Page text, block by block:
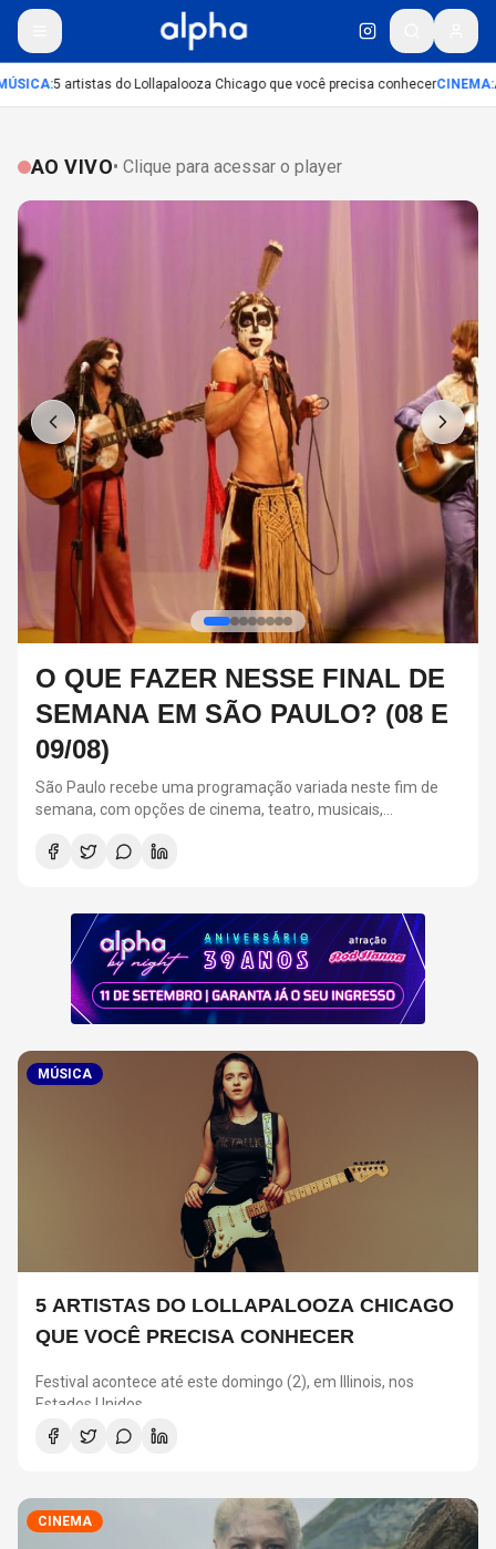
:5 artistas do Lollapalooza Chicago que você precisa conhecerCINEMA:
AO VIVO• Clique para acessar o player
FESTA ALPHA BY NIGHT:
RELEMBRE 3 CASAIS ICÔNICOS
DOS ANOS 2000
A Festa Alpha By Night acontecerá em 11 de setembro, na
Suhai Music Hall, em São Paulo
MÚSICA
5 ARTISTAS DO LOLLAPALOOZA CHICAGO
QUE VOCÊ PRECISA CONHECER
Festival acontece até este domingo (2), em Illinois, nos
Estados Unidos
CINEMA